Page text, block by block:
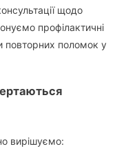
щодо
профілактичні
повторних поломок у
вирішуємо: